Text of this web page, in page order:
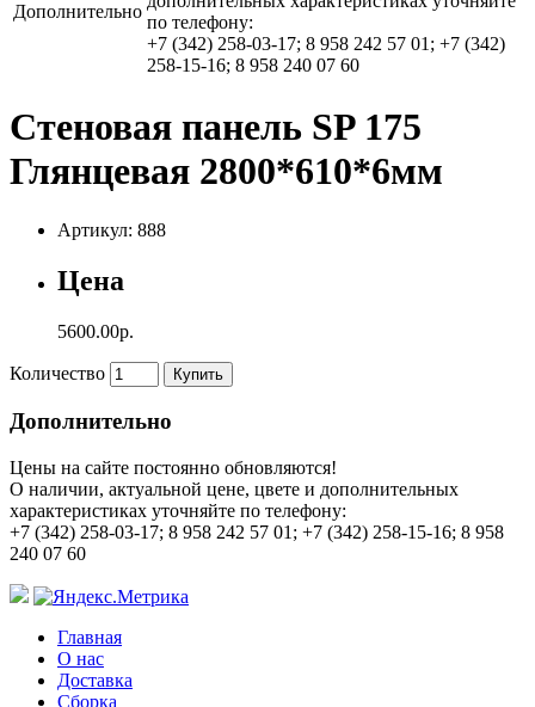
Дополнительно
по телефону:
+7 (342) 258-03-17; 8 958 242 57 01; +7 (342)
258-15-16; 8 958 240 07 60
Стеновая панель SP 175
Глянцевая 2800*610*6мм
Артикул: 888
Цена
5600.00р.
Количество Купить
Дополнительно
Цены на сайте постоянно обновляются!
О наличии, актуальной цене, цвете и дополнительных
характеристиках уточняйте по телефону:
+7 (342) 258-03-17; 8 958 242 57 01; +7 (342) 258-15-16; 8 958
240 07 60
Главная
О нас
Доставка
Сборка